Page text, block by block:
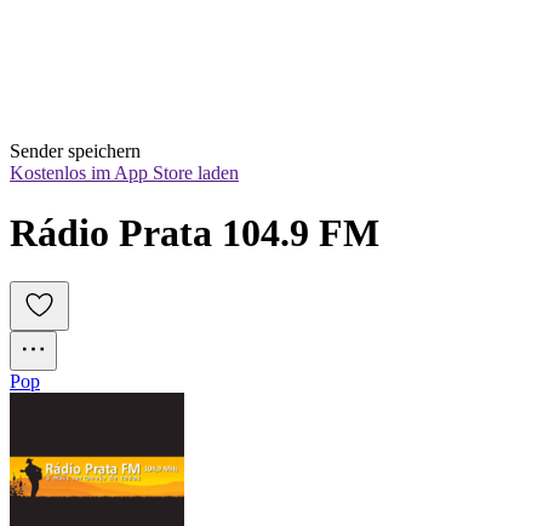
Sender speichern
Kostenlos im App Store laden
Rádio Prata 104.9 FM
Pop